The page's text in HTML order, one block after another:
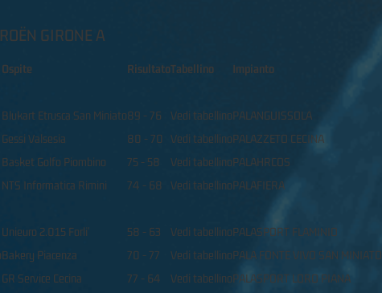
GIRONE A
Ospite RisultatoTabellino
Impianto
Blukart Etrusca San Miniato89 - 76 Vedi tabellinoPALANGUISSOLA
Gessi Valsesia 80 - 70 Vedi tabellinoPALAZZETO CECINA
Basket Golfo Piombino 75 - 58 Vedi tabellinoPALAHRCOS
NTS Informatica Rimini 74 - 68 Vedi tabellinoPALAFIERA
Unieuro 2.015 Forli' 58 - 63 Vedi tabellinoPALASPORT FLAMINIO
Bakery Piacenza 70 - 77 Vedi tabellinoPALA FONTE VIVO SAN MINIATO
GR Service Cecina 77 - 64 Vedi tabellinoPALASPORT LORO PIANA